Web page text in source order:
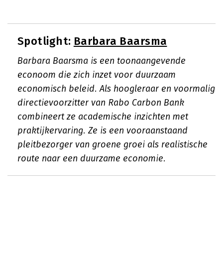
Spotlight: Barbara Baarsma
Barbara Baarsma is een toonaangevende
econoom die zich inzet voor duurzaam
economisch beleid. Als hoogleraar en voormalig
directievoorzitter van Rabo Carbon Bank
combineert ze academische inzichten met
praktijkervaring. Ze is een vooraanstaand
pleitbezorger van groene groei als realistische
route naar een duurzame economie.